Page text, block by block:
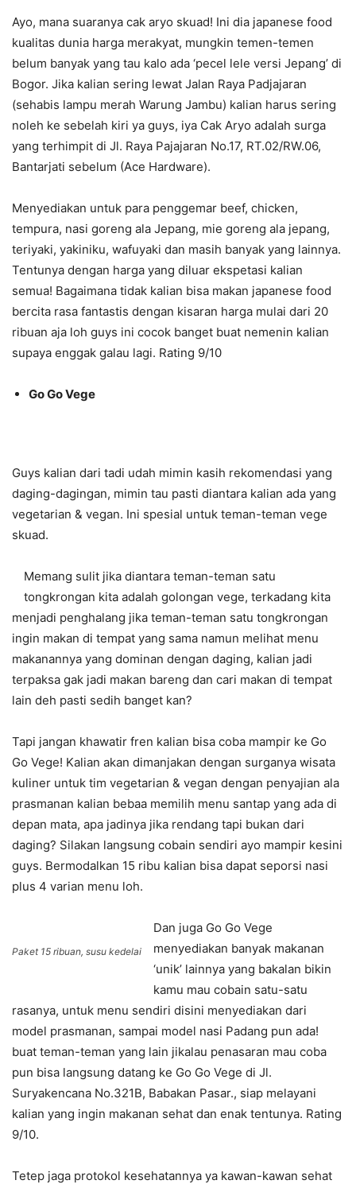
Ayo, mana suaranya cak aryo skuad! Ini dia japanese food
kualitas dunia harga merakyat, mungkin temen-temen
belum banyak yang tau kalo ada ‘pecel lele versi Jepang’ di
Bogor. Jika kalian sering lewat Jalan Raya Padjajaran
(sehabis lampu merah Warung Jambu) kalian harus sering
noleh ke sebelah kiri ya guys, iya Cak Aryo adalah surga
yang terhimpit di Jl. Raya Pajajaran No.17, RT.02/RW.06,
Bantarjati sebelum (Ace Hardware).
Menyediakan untuk para penggemar beef, chicken,
tempura, nasi goreng ala Jepang, mie goreng ala jepang,
teriyaki, yakiniku, wafuyaki dan masih banyak yang lainnya.
Tentunya dengan harga yang diluar ekspetasi kalian
semua! Bagaimana tidak kalian bisa makan japanese food
bercita rasa fantastis dengan kisaran harga mulai dari 20
ribuan aja loh guys ini cocok banget buat nemenin kalian
supaya enggak galau lagi. Rating 9/10
Go Go Vege
Guys kalian dari tadi udah mimin kasih rekomendasi yang
daging-dagingan, mimin tau pasti diantara kalian ada yang
vegetarian & vegan. Ini spesial untuk teman-teman vege
skuad.
Memang sulit jika diantara teman-teman satu
tongkrongan kita adalah golongan vege, terkadang kita
menjadi penghalang jika teman-teman satu tongkrongan
ingin makan di tempat yang sama namun melihat menu
makanannya yang dominan dengan daging, kalian jadi
terpaksa gak jadi makan bareng dan cari makan di tempat
lain deh pasti sedih banget kan?
Tapi jangan khawatir fren kalian bisa coba mampir ke Go
Go Vege! Kalian akan dimanjakan dengan surganya wisata
kuliner untuk tim vegetarian & vegan dengan penyajian ala
prasmanan kalian bebaa memilih menu santap yang ada di
depan mata, apa jadinya jika rendang tapi bukan dari
daging? Silakan langsung cobain sendiri ayo mampir kesini
guys. Bermodalkan 15 ribu kalian bisa dapat seporsi nasi
plus 4 varian menu loh.
Paket 15 ribuan, susu kedelai
Dan juga Go Go Vege
menyediakan banyak makanan
‘unik’ lainnya yang bakalan bikin
kamu mau cobain satu-satu
rasanya, untuk menu sendiri disini menyediakan dari
model prasmanan, sampai model nasi Padang pun ada!
buat teman-teman yang lain jikalau penasaran mau coba
pun bisa langsung datang ke Go Go Vege di Jl.
Suryakencana No.321B, Babakan Pasar., siap melayani
kalian yang ingin makanan sehat dan enak tentunya. Rating
9/10.
Tetep jaga protokol kesehatannya ya kawan-kawan sehat